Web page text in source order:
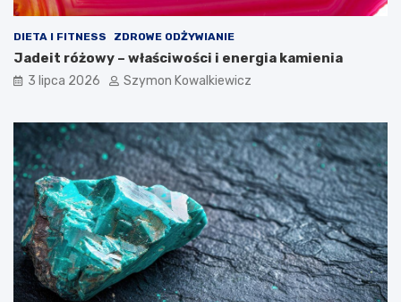
DIETA I FITNESS ZDROWE ODŻYWIANIE
Jadeit różowy – właściwości i energia kamienia
3 lipca 2026 Szymon Kowalkiewicz